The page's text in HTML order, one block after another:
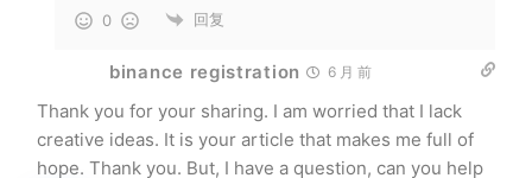
0 回复
binance registration 6 月 前
Thank you for your sharing. I am worried that I lack
creative ideas. It is your article that makes me full of
hope. Thank you. But, I have a question, can you help